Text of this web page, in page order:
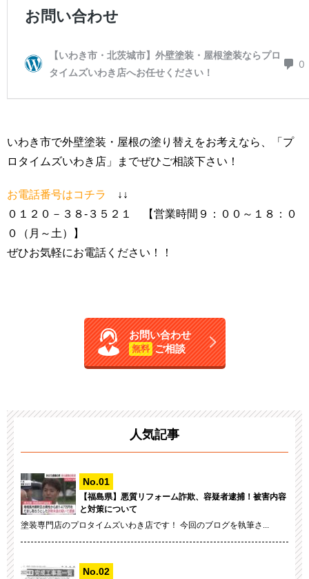
いわき市で外壁塗装・屋根の塗り替えをお考えなら、「プ
ロタイムズいわき店」までぜひご相談下さい！
お電話番号はコチラ
↓↓
０１２０－３８-３５２１ 【営業時間９：００～１８：０
０（月～土）】
ぜひお気軽にお電話ください！！
お問い合わせ
無料 ご相談
人気記事
【福島県】悪質リフォーム詐欺、容疑者逮捕！被害内容
と対策について
塗装専門店のプロタイムズいわき店です！ 今回のブログを執筆さ...